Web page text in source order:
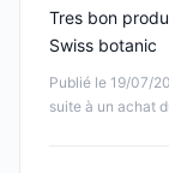
Publié le 19/07/
suite à un achat
Tres bon
Swiss botanic